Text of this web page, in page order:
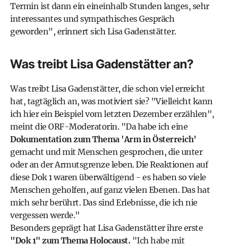
Termin ist dann ein eineinhalb Stunden langes, sehr
interessantes und sympathisches Gespräch
geworden", erinnert sich Lisa Gadenstätter.
Was treibt Lisa Gadenstätter an?
Was treibt Lisa Gadenstätter, die schon viel erreicht
hat, tagtäglich an, was motiviert sie? "Vielleicht kann
ich hier ein Beispiel vom letzten Dezember erzählen",
meint die ORF-Moderatorin. "Da habe ich eine
Dokumentation zum Thema 'Arm in Österreich'
gemacht und mit Menschen gesprochen, die unter
oder an der Armutsgrenze leben. Die Reaktionen auf
diese Dok 1 waren überwältigend - es haben so viele
Menschen geholfen, auf ganz vielen Ebenen. Das hat
mich sehr berührt. Das sind Erlebnisse, die ich nie
vergessen werde."
Besonders geprägt hat Lisa Gadenstätter ihre erste
"Dok 1" zum Thema Holocaust. "Ich habe mit